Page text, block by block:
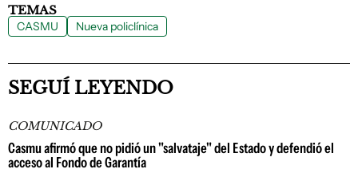
TEMAS
CASMU Nueva policlínica
SEGUÍ LEYENDO
COMUNICADO
Casmu afirmó que no pidió un "salvataje" del Estado y defendió el
acceso al Fondo de Garantía